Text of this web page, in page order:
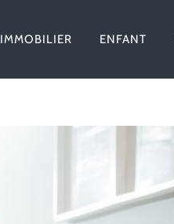
IMMOBILIER ENFANT